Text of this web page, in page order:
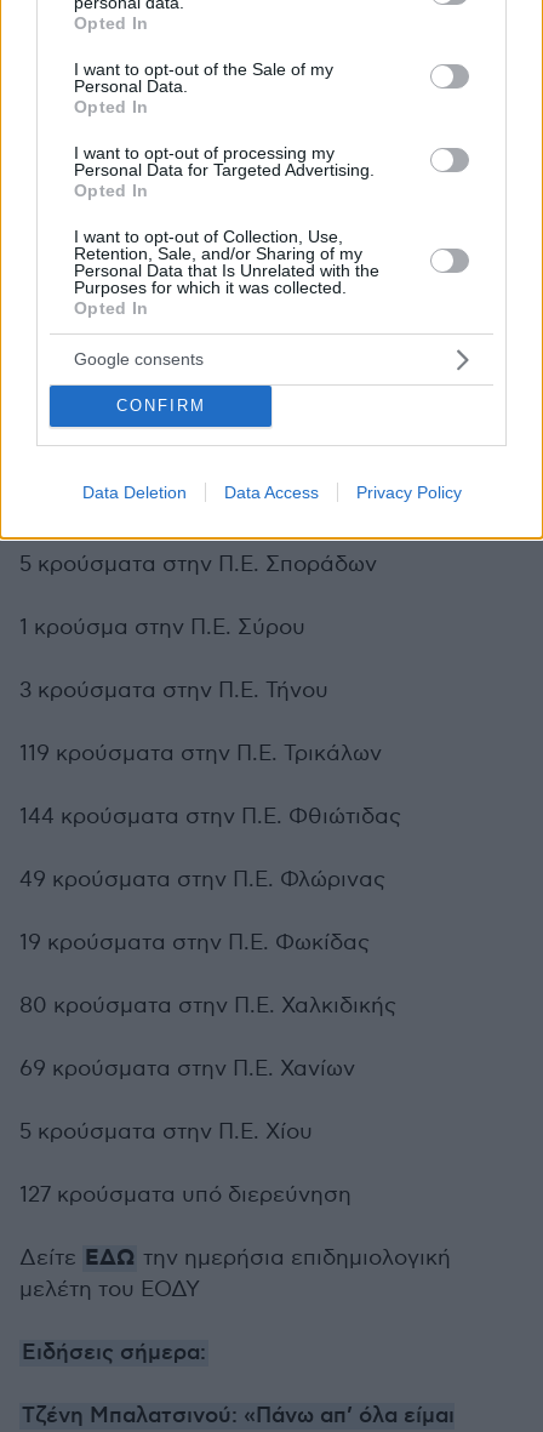
grant or deny consent to Google and its third-party tags to
use your data for below specified purposes in below Google
consent section.
Opted In
I want to opt-out of the Sale of my
Personal Data.
Opted In
I want to opt-out of processing my
Personal Data for Targeted Advertising.
Opted In
I want to opt-out of Collection, Use,
Retention, Sale, and/or Sharing of my
Personal Data that Is Unrelated with the
Purposes for which it was collected.
Opted In
Google consents
CONFIRM
Data Deletion Data Access Privacy Policy
133 κρούσματα στην Π.Ε. Πέλλας
108 κρούσματα στην Π.Ε. Πιερίας
40 κρούσματα στην Π.Ε. Πρέβεζας
84 κρούσματα στην Π.Ε. Ρεθύμνου
67 κρούσματα στην Π.Ε. Ροδόπης
63 κρούσματα στην ΠΕ Ρόδου
148 κρούσματα στην Π.Ε. Σερρών
5 κρούσματα στην Π.Ε. Σποράδων
1 κρούσμα στην Π.Ε. Σύρου
3 κρούσματα στην Π.Ε. Τήνου
119 κρούσματα στην Π.Ε. Τρικάλων
144 κρούσματα στην Π.Ε. Φθιώτιδας
49 κρούσματα στην Π.Ε. Φλώρινας
19 κρούσματα στην Π.Ε. Φωκίδας
80 κρούσματα στην Π.Ε. Χαλκιδικής
69 κρούσματα στην Π.Ε. Χανίων
5 κρούσματα στην Π.Ε. Χίου
127 κρούσματα υπό διερεύνηση
Δείτε ΕΔΩ την ημερήσια επιδημιολογική
μελέτη του ΕΟΔΥ
Ειδήσεις σήμερα:
Τζένη Μπαλατσινού: «Πάνω απ’ όλα είμαι